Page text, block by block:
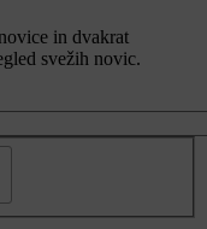
in dvakrat
svežih novic.